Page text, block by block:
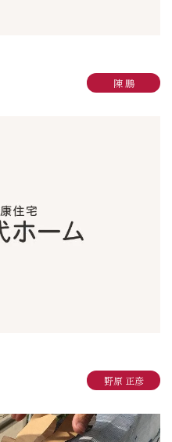
陳 鵬
野原 正彦